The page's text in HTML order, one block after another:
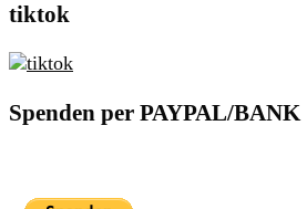
tiktok
Spenden per PAYPAL/BANK